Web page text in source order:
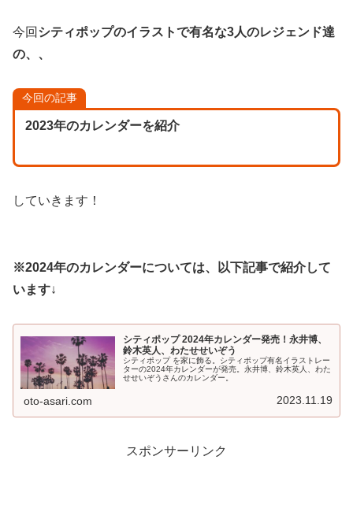
今回 シティポップのイラストで有名な3人のレジェンド達
の、、
今回の記事
2023年のカレンダーを紹介
していきます！
※2024年のカレンダーについては、以下記事で紹介して
います↓
シティポップ 2024年カレンダー発売！永井博、
鈴木英人、わたせせいぞう
シティポップ を家に飾る。シティポップ有名イラストレー
ターの2024年カレンダーが発売。永井博、鈴木英人、わた
せせいぞうさんのカレンダー。
oto-asari.com 2023.11.19
スポンサーリンク